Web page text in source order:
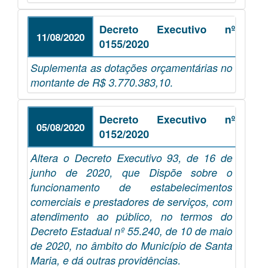
11/08/2020
Decreto Executivo nº
0155/2020
Suplementa as dotações orçamentárias no
montante de R$ 3.770.383,10.
05/08/2020
Decreto Executivo nº
0152/2020
Altera o Decreto Executivo 93, de 16 de
junho de 2020, que Dispõe sobre o
funcionamento de estabelecimentos
comerciais e prestadores de serviços, com
atendimento ao público, no termos do
Decreto Estadual nº 55.240, de 10 de maio
de 2020, no âmbito do Município de Santa
Maria, e dá outras providências.